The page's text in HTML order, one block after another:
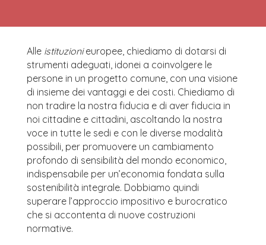
Alle istituzionieuropee, chiediamo di dotarsi di
strumenti adeguati, idonei a coinvolgere le
persone in un progetto comune, con una visione
di insieme dei vantaggi e dei costi. Chiediamo di
non tradire la nostra fiducia e di aver fiducia in
noi cittadine e cittadini, ascoltando la nostra
voce in tutte le sedi e con le diverse modalità
possibili, per promuovere un cambiamento
profondo di sensibilità del mondo economico,
indispensabile per un’economia fondata sulla
sostenibilità integrale. Dobbiamo quindi
superare l’approccio impositivo e burocratico
che si accontenta di nuove costruzioni
normative.